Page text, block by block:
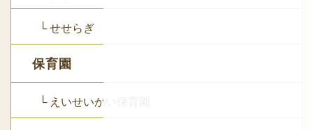
└ せせらぎ
保育園
└ えいせいかい保育園